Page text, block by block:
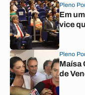
Pleno
Em
vice
Pleno
Maísa
de